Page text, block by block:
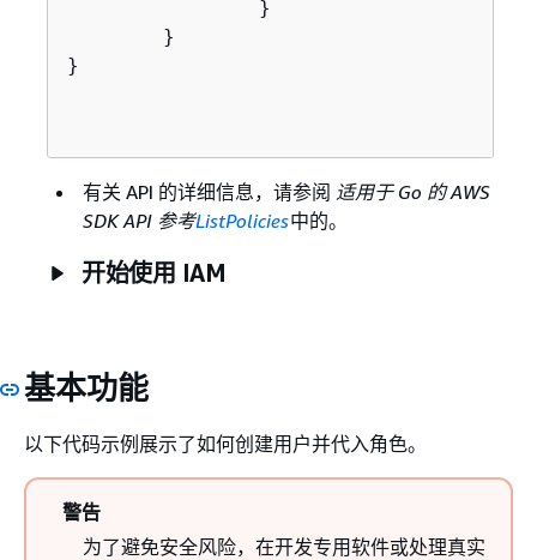
}
有关 API 的详细信息，请参阅 适用于 Go 的 AWS
SDK API 参考ListPolicies中的。
开始使用 IAM
基本功能
以下代码示例展示了如何创建用户并代入角色。
警告
为了避免安全风险，在开发专用软件或处理真实